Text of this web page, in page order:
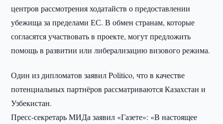
центров рассмотрения ходатайств о предоставлении
убежища за пределами ЕС. В обмен странам, которые
согласятся участвовать в проекте, могут предложить
помощь в развитии или либерализацию визового режима.
Один из дипломатов заявил Politico, что в качестве
потенциальных партнёров рассматриваются Казахстан и
Узбекистан.
Пресс-секретарь МИДа заявил «Газете»: «В настоящее